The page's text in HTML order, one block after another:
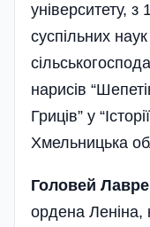
університету,
суспільних
нарисів
Гриців” у
Хмельницька
Головей
ордена Леніна,